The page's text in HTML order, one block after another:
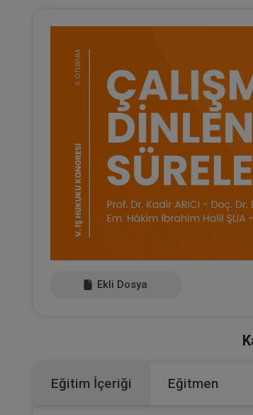
Ekli Dosya
Eğitim İçeriği Eğitmen